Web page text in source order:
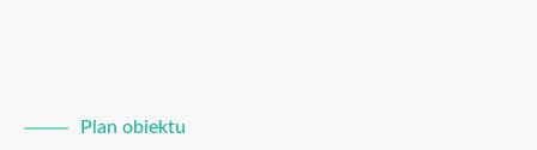
Plan obiektu